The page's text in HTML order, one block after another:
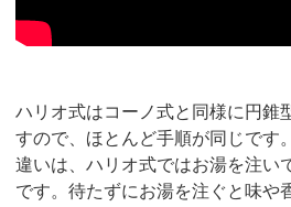
ハリオ式はコーノ式と同様に円錐
すので、ほとんど手順が同じです
違いは、ハリオ式ではお湯を注い
です。待たずにお湯を注ぐと味や